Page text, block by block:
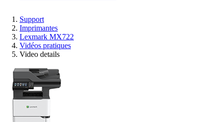
Support
Imprimantes
Lexmark MX722
Vidéos pratiques
Video details